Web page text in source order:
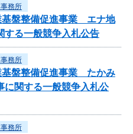
務所
基盤整備促進事業 エナ地
る一般競争入札公告
務所
基盤整備促進事業 たかみ
関する一般競争入札公
務所